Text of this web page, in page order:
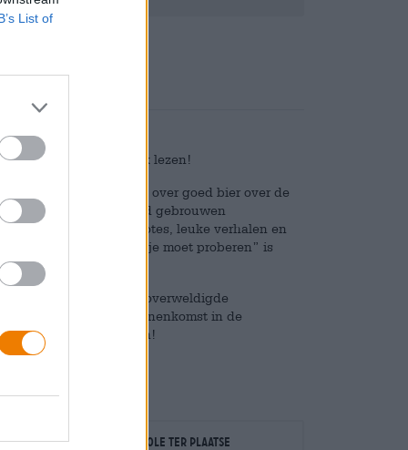
List of
ze waarschijnlijk lezen!
inwoner wil het woord over goed bier over de
haar top honderd gebrouwen
grappige anekdotes, leuke verhalen en
De beste bieren die je moet proberen” is
moeten hebben staan.
misschien soms wat overweldigde
bieren die je binnenkomst in de
mogelijk zullen maken!
Controle ter plaatse